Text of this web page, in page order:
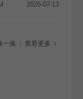
发，否则将接照我
2026-07-13
一换 查看更多